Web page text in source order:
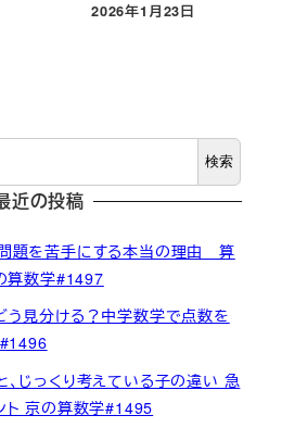
投稿日
2026年1月23日
検索
近の投稿
題を苦手にする本当の理由 算
算数学#1497
う見分ける？中学数学で点数を
じっくり考えている子の違い 急
ト 京の算数学#1495